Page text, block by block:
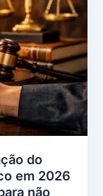
do
em 2026
não